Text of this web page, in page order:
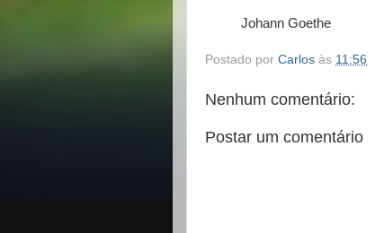
Johann Goethe
Postado por Carlos às 11:56
Nenhum comentário:
Postar um comentário